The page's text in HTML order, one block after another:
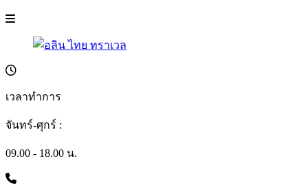
เวลาทำการ
จันทร์-ศุกร์ :
09.00 - 18.00 น.